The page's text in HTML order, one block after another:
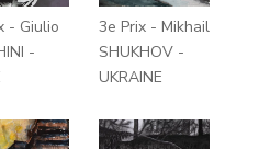
- Giulio
-
3e Prix - Mikhail
SHUKHOV -
UKRAINE